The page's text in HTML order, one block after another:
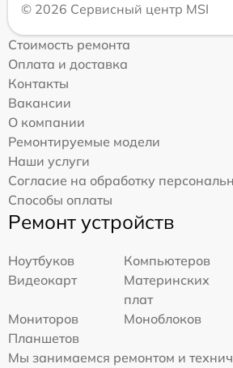
© 2026 Сервисный центр MSI
Стоимость ремонта
Оплата и доставка
Контакты
Вакансии
О компании
Ремонтируемые модели
Наши услуги
Согласие на обработку
Способы оплаты
Ремонт устройств
Ноутбуков
Компьютеров
Видеокарт
Материнских
плат
Мониторов
Моноблоков
Планшетов
Мы занимаемся ремонтом и